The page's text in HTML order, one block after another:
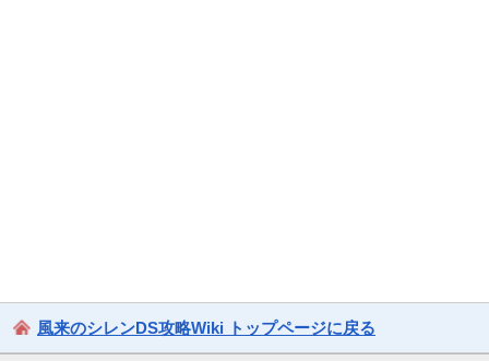
風来のシレンDS攻略Wiki トップページに戻る